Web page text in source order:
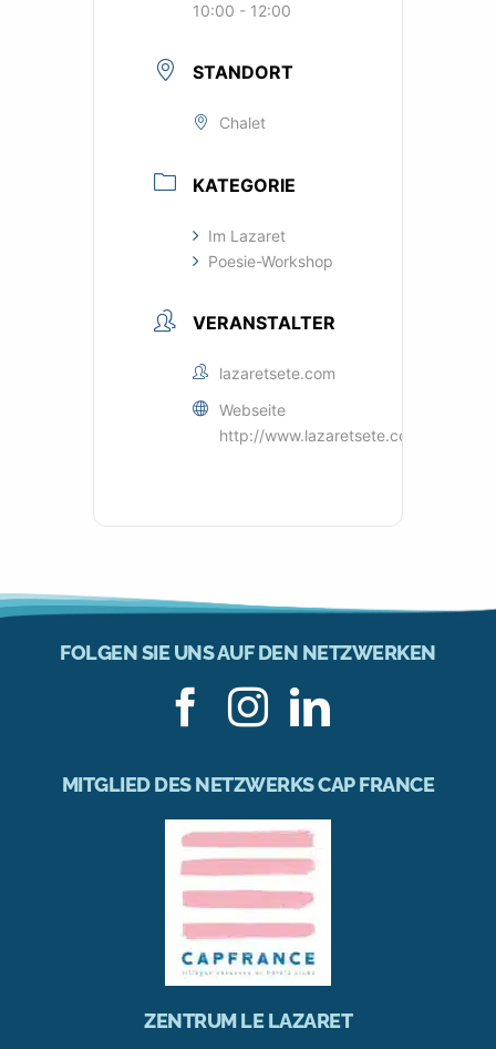
10:00 - 12:00
STANDORT
Chalet
KATEGORIE
Im Lazaret
Poesie-Workshop
VERANSTALTER
lazaretsete.com
Webseite
http://www.lazaretsete.com
FOLGEN SIE UNS AUF DEN NETZWERKEN
MITGLIED DES NETZWERKS CAP FRANCE
ZENTRUM LE LAZARET